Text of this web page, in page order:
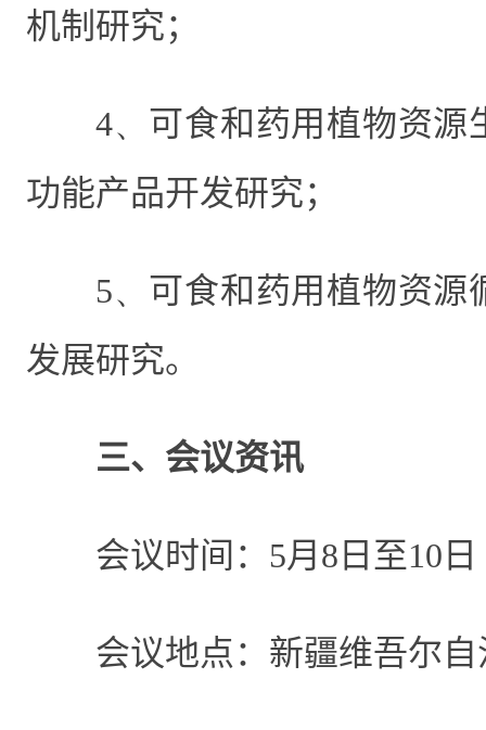
机制研究；
4、 可食和药用植物资源
功能产品开发研究；
5、 可食和药用植物资源
发展研究。
三、会议资讯
会议时间： 5月 8 日至10 日
会议地点：新疆维吾尔